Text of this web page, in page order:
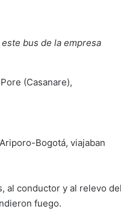
bus de la empresa
(Casanare),
Bogotá, viajaban
al conductor y al relevo del
fuego.